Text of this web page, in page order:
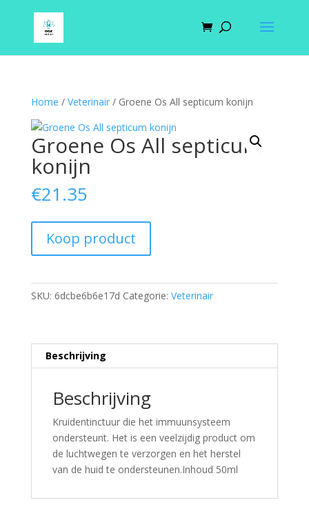
Home / Veterinair/ Groene Os All septicum konijn
Groene Os All septicum
konijn
€21.35
Koop product
SKU: 6dcbe6b6e17d Categorie: Veterinair
Beschrijving
Beschrijving
Kruidentinctuur die het immuunsysteem
ondersteunt. Het is een veelzijdig product om
de luchtwegen te verzorgen en het herstel
van de huid te ondersteunen.Inhoud 50ml